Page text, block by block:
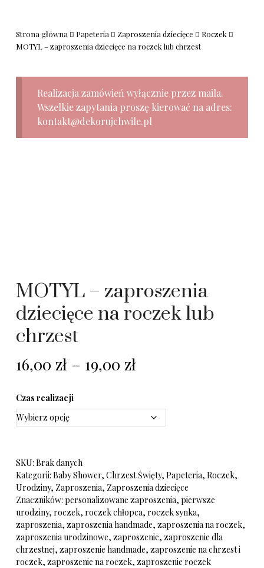
Strona główna Papeteria Zaproszenia dziecięce
Roczek
MOTYL – zaproszenia dziecięce na roczek lub chrzest
Realizacja zamówień wyłącznie przez maila.
Wszelkie zapytania proszę kierować na adres:
kontakt@dekorujchwile.pl
MOTYL – zaproszenia
dziecięce na roczek lub
chrzest
16,00 zł – 19,00 zł
Czas realizacji
SKU:Brak danych
Kategorii:Baby Shower,Chrzest Święty,Papeteria,Roczek,
Urodziny, Zaproszenia, Zaproszenia dziecięce
Znaczników:personalizowane zaproszenia,pierwsze
urodziny,roczek,roczek chłopca,roczek synka,
zaproszenia,zaproszenia handmade,zaproszenia na roczek,
zaproszenia urodzinowe,zaproszenie,zaproszenie dla
chrzestnej,zaproszenie handmade,zaproszenie na chrzest i
roczek,zaproszenie na roczek,zaproszenie roczek